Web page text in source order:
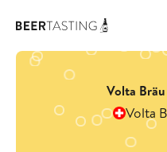
Volta
Volta